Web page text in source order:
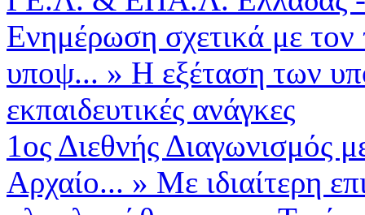
Ενημέρωση σχετικά με
υποψ... » Η εξέταση των
εκπαιδευτικές ανάγκες
1ος Διεθνής Διαγωνισμός
Αρχαίο... » Με ιδιαίτερη